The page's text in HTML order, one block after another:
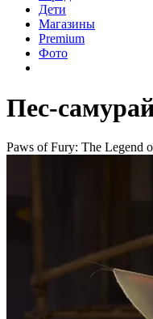
Дети
Магазины
Premium
Фото
Пес-
Paws of Fury: The Legend